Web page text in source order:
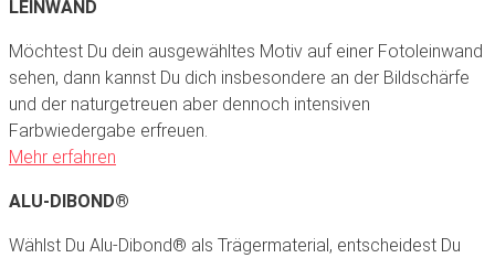
LEINWAND
Möchtest Du dein ausgewähltes Motiv auf einer Fotoleinwand
sehen, dann kannst Du dich insbesondere an der Bildschärfe
und der naturgetreuen aber dennoch intensiven
Farbwiedergabe erfreuen.
Mehr erfahren
ALU-DIBOND®
Wählst Du Alu-Dibond® als Trägermaterial, entscheidest Du